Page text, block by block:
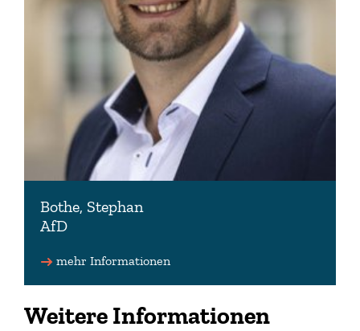
Bothe, Stephan
AfD
mehr Informationen
Weitere Informationen